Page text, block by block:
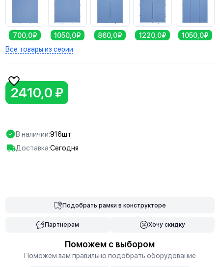
700,0₽ 1050,0₽ 860,0₽ 1220,0₽
1050,0₽
Все товары из серии
2410,0 ₽
В наличии:916шт
Доставка:Сегодня
Подобрать рамкив конструкторе
Партнерам Хочу скидку
Поможем с выбором
Поможем вам правильно подобрать оборудование